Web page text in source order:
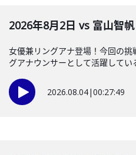
2026年8月2日 vs 富山智
女優兼リングアナ登場！今回の
グアナウンサーとして活躍してい
2026.08.04|00:27:49